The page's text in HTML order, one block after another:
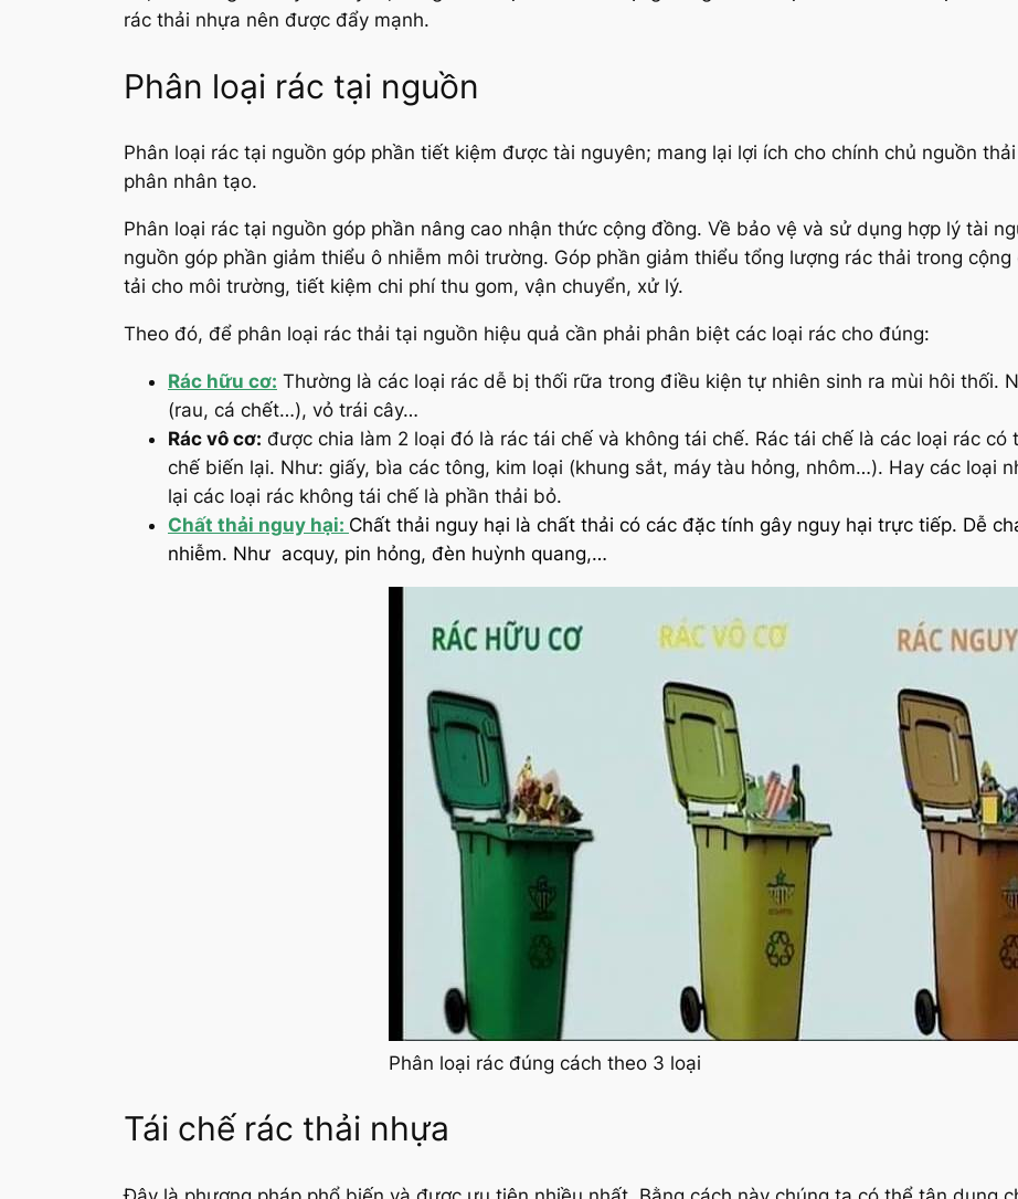
rác thải nhựa nên được đẩy mạnh.
Phân loại rác tại nguồn
Phân loại rác tại nguồn góp phần tiết kiệm được tài nguyên; mang lại lợi ích cho chính chủ nguồn
phân nhân tạo.
Phân loại rác tại nguồn góp phần nâng cao nhận thức cộng đồng. Về bảo vệ và sử dụng hợp lý tài
nguồn góp phần giảm thiểu ô nhiễm môi trường. Góp phần giảm thiểu tổng lượng rác thải trong
tải cho môi trường, tiết kiệm chi phí thu gom, vận chuyển, xử lý.
Theo đó, để phân loại rác thải tại nguồn hiệu quả cần phải phân biệt các loại rác cho đúng:
Rác hữu cơ: Thường là các loại rác dễ bị thối rữa trong điều kiện tự nhiên sinh ra mùi hôi thối.
(rau, cá chết…), vỏ trái cây…
Rác vô cơ: được chia làm 2 loại đó là rác tái chế và không tái chế. Rác tái chế là các loại rác
chế biến lại. Như: giấy, bìa các tông, kim loại (khung sắt, máy tàu hỏng, nhôm…). Hay các loại
lại các loại rác không tái chế là phần thải bỏ.
Chất thải nguy hại: Chất thải nguy hại là chất thải có các đặc tính gây nguy hại trực tiếp. Dễ
nhiễm. Như acquy, pin hỏng, đèn huỳnh quang,…
Phân loại rác đúng cách theo 3 loại
Tái chế rác thải nhựa